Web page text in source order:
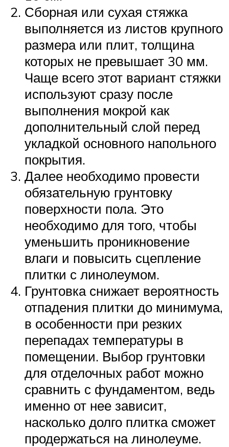
Сборная или сухая стяжка
выполняется из листов крупного
размера или плит, толщина
которых не превышает 30 мм.
Чаще всего этот вариант стяжки
используют сразу после
выполнения мокрой как
дополнительный слой перед
укладкой основного напольного
покрытия.
Далее необходимо провести
обязательную грунтовку
поверхности пола. Это
необходимо для того, чтобы
уменьшить проникновение
влаги и повысить сцепление
плитки с линолеумом.
Грунтовка снижает вероятность
отпадения плитки до минимума,
в особенности при резких
перепадах температуры в
помещении. Выбор грунтовки
для отделочных работ можно
сравнить с фундаментом, ведь
именно от нее зависит,
насколько долго плитка сможет
продержаться на линолеуме.